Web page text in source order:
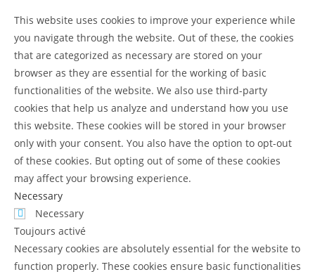
This website uses cookies to improve your experience while
you navigate through the website. Out of these, the cookies
that are categorized as necessary are stored on your
browser as they are essential for the working of basic
functionalities of the website. We also use third-party
cookies that help us analyze and understand how you use
this website. These cookies will be stored in your browser
only with your consent. You also have the option to opt-out
of these cookies. But opting out of some of these cookies
may affect your browsing experience.
Necessary
Necessary
Toujours activé
Necessary cookies are absolutely essential for the website to
function properly. These cookies ensure basic functionalities